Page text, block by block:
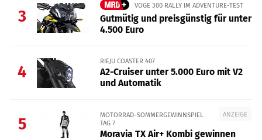
3
VOGE 300 RALLY IM ADVENTURE-TEST
Gutmütig und preisgünstig für unter
4.500 Euro
4
RIEJU COASTER 407
A2-Cruiser unter 5.000 Euro mit V2
und Automatik
5
ANZEIGE
MOTORRAD-SOMMERGEWINNSPIEL
TAG 7
Moravia TX Air+ Kombi gewinnen